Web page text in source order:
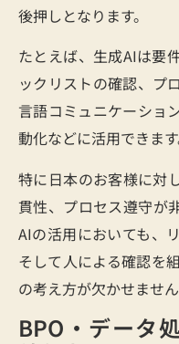
後押しとなります。
たとえば、生成AIは要
ックリストの確認、プ
言語コミュニケーショ
動化などに活用できます
特に日本のお客様に対
貫性、プロセス遵守が
AIの活用においても、
そして人による確認を
の考え方が欠かせません
BPO・データ